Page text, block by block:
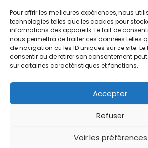
Pour offrir les meilleures expériences, nous
technologies telles que les cookies pour
informations des appareils. Le fait de
nous permettra de traiter des données telles
de navigation ou les ID uniques sur ce site. Le
consentir ou de retirer son consentement
sur certaines caractéristiques et fonctions.
Accepter
Refuser
Voir les préférences
Accueil
Agenda /
À propos
Blog
Clé en main
Contact
Accompagnement
Mentions